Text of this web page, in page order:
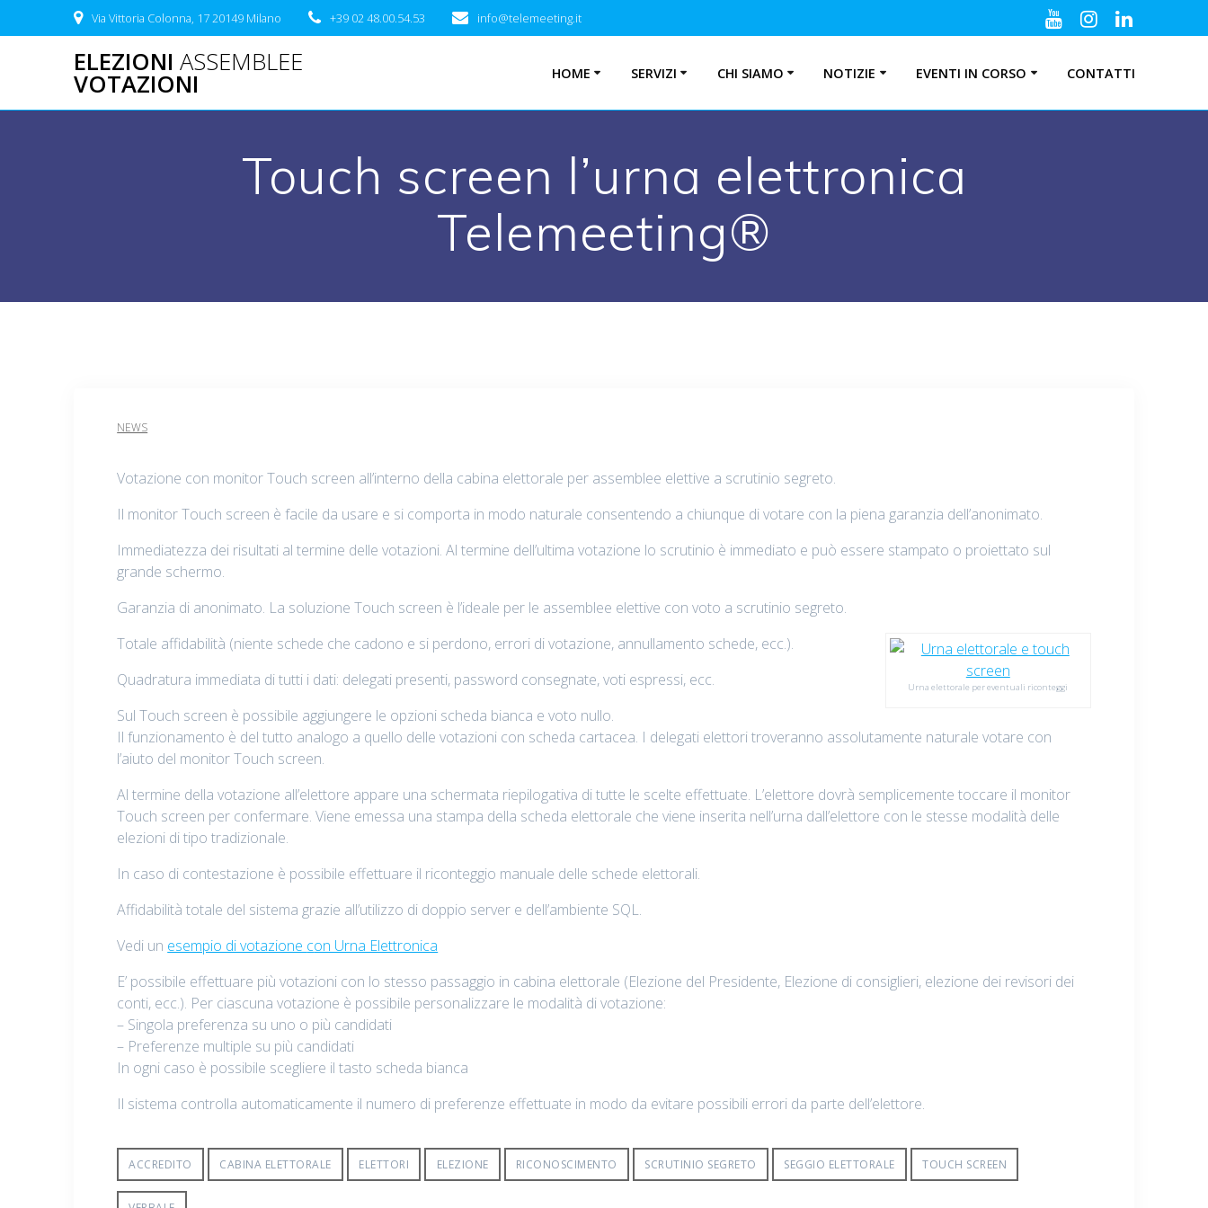
al
Via Vittoria Colonna, 17 20149 Milano +39 02 48.00.54.53 info@telemeeting.it
ELEZIONI ASSEMBLEE
VOTAZIONI HOME SERVIZI CHI SIAMO NOTIZIE EVENTI IN CORSO CONTATTI
Touch screen l’urna elettronica
Telemeeting®
NEWS
Votazione con monitor Touch screen all’interno della cabina elettorale per assemblee elettive a scrutinio segreto.
Il monitor Touch screen è facile da usare e si comporta in modo naturale consentendo a chiunque di votare con la piena garanzia dell’anonimato.
Immediatezza dei risultati al termine delle votazioni. Al termine dell’ultima votazione lo scrutinio è immediato e può essere stampato o proiettato sul
grande schermo.
Garanzia di anonimato. La soluzione Touch screen è l’ideale per le assemblee elettive con voto a scrutinio segreto.
Urna elettorale per eventuali riconteggi
Totale affidabilità (niente schede che cadono e si perdono, errori di votazione, annullamento schede, ecc.).
Quadratura immediata di tutti i dati: delegati presenti, password consegnate, voti espressi, ecc.
Sul Touch screen è possibile aggiungere le opzioni scheda bianca e voto nullo.
Il funzionamento è del tutto analogo a quello delle votazioni con scheda cartacea. I delegati elettori troveranno assolutamente naturale votare con
l’aiuto del monitor Touch screen.
Al termine della votazione all’elettore appare una schermata riepilogativa di tutte le scelte effettuate. L’elettore dovrà semplicemente toccare il monitor
Touch screen per confermare. Viene emessa una stampa della scheda elettorale che viene inserita nell’urna dall’elettore con le stesse modalità delle
elezioni di tipo tradizionale.
In caso di contestazione è possibile effettuare il riconteggio manuale delle schede elettorali.
Affidabilità totale del sistema grazie all’utilizzo di doppio server e dell’ambiente SQL.
Vedi un esempio di votazione con Urna Elettronica
E’ possibile effettuare più votazioni con lo stesso passaggio in cabina elettorale (Elezione del Presidente, Elezione di consiglieri, elezione dei revisori dei
conti, ecc.). Per ciascuna votazione è possibile personalizzare le modalità di votazione:
– Singola preferenza su uno o più candidati
– Preferenze multiple su più candidati
In ogni caso è possibile scegliere il tasto scheda bianca
Il sistema controlla automaticamente il numero di preferenze effettuate in modo da evitare possibili errori da parte dell’elettore.
ACCREDITO CABINA ELETTORALE ELETTORI ELEZIONE RICONOSCIMENTO SCRUTINIO SEGRETO SEGGIO ELETTORALE TOUCH SCREEN